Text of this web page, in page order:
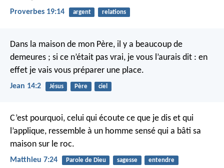
Proverbes 19:14 argent relations
Dans la maison de mon Père, il y a beaucoup de
demeures ; si ce n’était pas vrai, je vous l’aurais dit : en
effet je vais vous préparer une place.
Jean 14:2 Jésus Père ciel
C’est pourquoi, celui qui écoute ce que je dis et qui
l’applique, ressemble à un homme sensé qui a bâti sa
maison sur le roc.
Matthieu 7:24 Parole de Dieu sagesse entendre